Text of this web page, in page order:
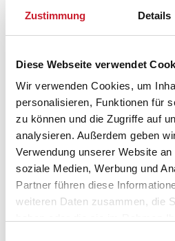
Zustimmung Details
Diese Webseite verwendet
Wir verwenden Cookies, um
personalisieren, Funktionen für
zu können und die Zugriffe auf
analysieren. Außerdem geben
Verwendung unserer Website
soziale Medien, Werbung und
Partner führen diese
weiteren Daten zusammen, die
Adresse
Hausboot C11503
Bork Havn
6893 Hemmet